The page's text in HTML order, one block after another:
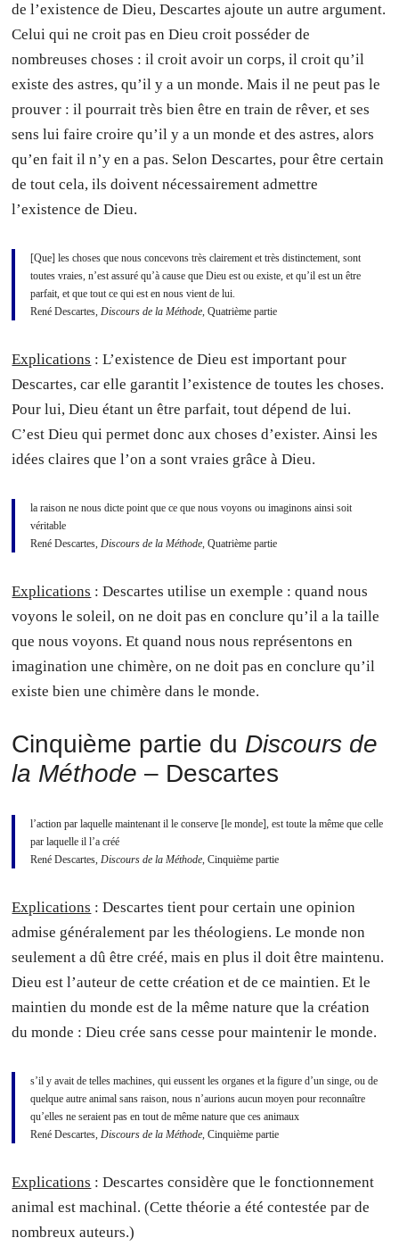
de l’existence de Dieu, Descartes ajoute un autre argument.
Celui qui ne croit pas en Dieu croit posséder de
nombreuses choses : il croit avoir un corps, il croit qu’il
existe des astres, qu’il y a un monde. Mais il ne peut pas le
prouver : il pourrait très bien être en train de rêver, et ses
sens lui faire croire qu’il y a un monde et des astres, alors
qu’en fait il n’y en a pas. Selon Descartes, pour être certain
de tout cela, ils doivent nécessairement admettre
l’existence de Dieu.
[Que] les choses que nous concevons très clairement et très distinctement, sont
toutes vraies, n’est assuré qu’à cause que Dieu est ou existe, et qu’il est un être
parfait, et que tout ce qui est en nous vient de lui.
René Descartes,Discours de la Méthode, Quatrième partie
Explications : L’existence de Dieu est important pour
Descartes, car elle garantit l’existence de toutes les choses.
Pour lui, Dieu étant un être parfait, tout dépend de lui.
C’est Dieu qui permet donc aux choses d’exister. Ainsi les
idées claires que l’on a sont vraies grâce à Dieu.
la raison ne nous dicte point que ce que nous voyons ou imaginons ainsi soit
véritable
René Descartes,Discours de la Méthode, Quatrième partie
Explications : Descartes utilise un exemple : quand nous
voyons le soleil, on ne doit pas en conclure qu’il a la taille
que nous voyons. Et quand nous nous représentons en
imagination une chimère, on ne doit pas en conclure qu’il
existe bien une chimère dans le monde.
Cinquième partie du Discours de
la Méthode – Descartes
l’action par laquelle maintenant il le conserve [le monde], est toute la même que celle
par laquelle il l’a créé
René Descartes,Discours de la Méthode, Cinquième partie
Explications : Descartes tient pour certain une opinion
admise généralement par les théologiens. Le monde non
seulement a dû être créé, mais en plus il doit être maintenu.
Dieu est l’auteur de cette création et de ce maintien. Et le
maintien du monde est de la même nature que la création
du monde : Dieu crée sans cesse pour maintenir le monde.
s’il y avait de telles machines, qui eussent les organes et la figure d’un singe, ou de
quelque autre animal sans raison, nous n’aurions aucun moyen pour reconnaître
qu’elles ne seraient pas en tout de même nature que ces animaux
René Descartes,Discours de la Méthode, Cinquième partie
Explications : Descartes considère que le fonctionnement
animal est machinal. (Cette théorie a été contestée par de
nombreux auteurs.)